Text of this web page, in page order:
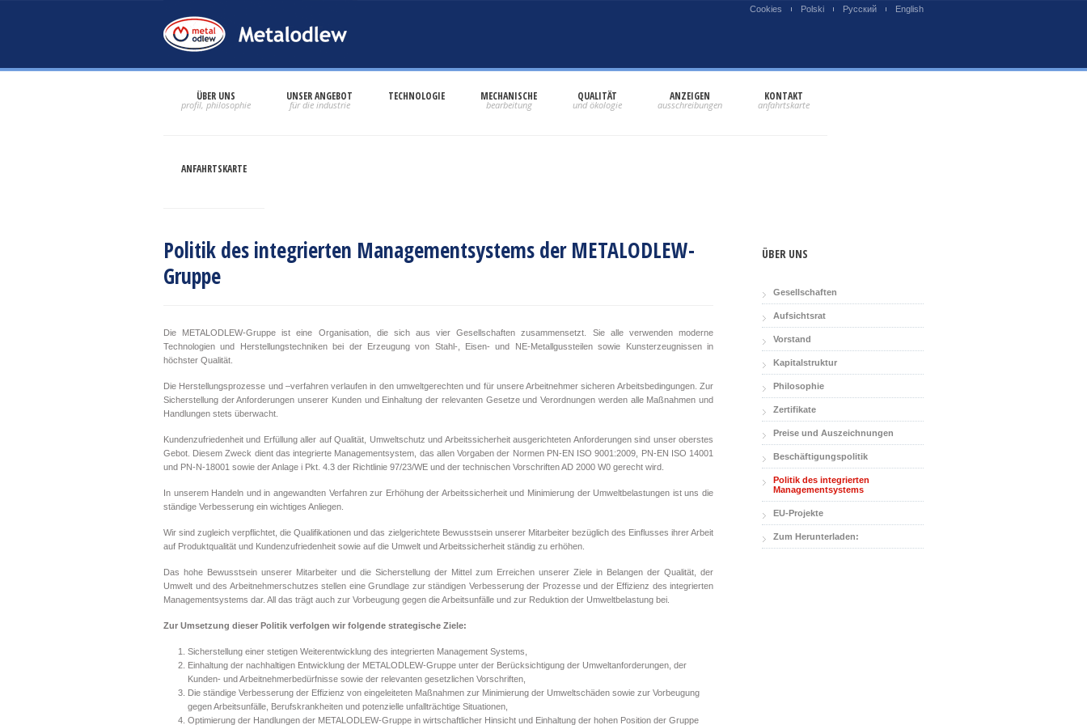
Cookies Polski Русский English
ÜBER UNS UNSER ANGEBOT TECHNOLOGIE MECHANISCHE QUALITÄT ANZEIGEN KONTAKT
ANFAHRTSKARTE
Politik des integrierten Managementsystems der METALODLEW-
Gruppe
Die METALODLEW-Gruppe ist eine Organisation, die sich aus vier Gesellschaften zusammensetzt. Sie alle verwenden moderne
Technologien und Herstellungstechniken bei der Erzeugung von Stahl-, Eisen- und NE-Metallgussteilen sowie Kunsterzeugnissen in
höchster Qualität.
Die Herstellungsprozesse und –verfahren verlaufen in den umweltgerechten und für unsere Arbeitnehmer sicheren Arbeitsbedingungen. Zur
Sicherstellung der Anforderungen unserer Kunden und Einhaltung der relevanten Gesetze und Verordnungen werden alle Maßnahmen und
Handlungen stets überwacht.
Kundenzufriedenheit und Erfüllung aller auf Qualität, Umweltschutz und Arbeitssicherheit ausgerichteten Anforderungen sind unser oberstes
Gebot. Diesem Zweck dient das integrierte Managementsystem, das allen Vorgaben der Normen PN-EN ISO 9001:2009, PN-EN ISO 14001
und PN-N-18001 sowie der Anlage i Pkt. 4.3 der Richtlinie 97/23/WE und der technischen Vorschriften AD 2000 W0 gerecht wird.
In unserem Handeln und in angewandten Verfahren zur Erhöhung der Arbeitssicherheit und Minimierung der Umweltbelastungen ist uns die
ständige Verbesserung ein wichtiges Anliegen.
Wir sind zugleich verpflichtet, die Qualifikationen und das zielgerichtete Bewusstsein unserer Mitarbeiter bezüglich des Einflusses ihrer Arbeit
auf Produktqualität und Kundenzufriedenheit sowie auf die Umwelt und Arbeitssicherheit ständig zu erhöhen.
Das hohe Bewusstsein unserer Mitarbeiter und die Sicherstellung der Mittel zum Erreichen unserer Ziele in Belangen der Qualität, der
Umwelt und des Arbeitnehmerschutzes stellen eine Grundlage zur ständigen Verbesserung der Prozesse und der Effizienz des integrierten
Managementsystems dar. All das trägt auch zur Vorbeugung gegen die Arbeitsunfälle und zur Reduktion der Umweltbelastung bei.
Zur Umsetzung dieser Politik verfolgen wir folgende strategische Ziele:
Sicherstellung einer stetigen Weiterentwicklung des integrierten Management Systems,
Einhaltung der nachhaltigen Entwicklung der METALODLEW-Gruppe unter der Berücksichtigung der Umweltanforderungen, der
Kunden- und Arbeitnehmerbedürfnisse sowie der relevanten gesetzlichen Vorschriften,
Die ständige Verbesserung der Effizienz von eingeleiteten Maßnahmen zur Minimierung der Umweltschäden sowie zur Vorbeugung
gegen Arbeitsunfälle, Berufskrankheiten und potenzielle unfallträchtige Situationen,
Optimierung der Handlungen der METALODLEW-Gruppe in wirtschaftlicher Hinsicht und Einhaltung der hohen Position der Gruppe
ÜBER UNS
Gesellschaften
Aufsichtsrat
Vorstand
Kapitalstruktur
Philosophie
Zertifikate
Preise und Auszeichnungen
Beschäftigungspolitik
Politik des integrierten
Managementsystems
EU-Projekte
Zum Herunterladen: